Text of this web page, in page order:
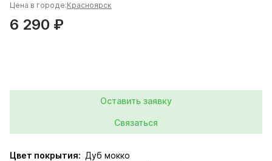
Цена в городе:Красноярск
6 290 ₽
Оставить заявку
Связаться
Цвет покрытия: Дуб мокко